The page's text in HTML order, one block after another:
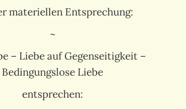
materiellen Entsprechung:
~
– Liebe auf Gegenseitigkeit –
Bedingungslose Liebe
entsprechen: